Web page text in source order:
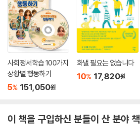
사회정서학습 100가지
상황별 행동하기
5% 151,050원
화낼 필요는 없습니다
10% 17,820원
이 책을 구입하신 분들이 산 분야 책